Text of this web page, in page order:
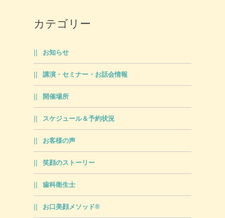
カテゴリー
お知らせ
講演・セミナー・お話会情報
開催場所
スケジュール＆予約状況
お客様の声
笑顔のストーリー
歯科衛生士
お口美顔メソッド®